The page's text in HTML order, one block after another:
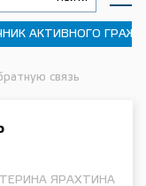
АКТИВНОГО
связь
ЯРАХТИНА